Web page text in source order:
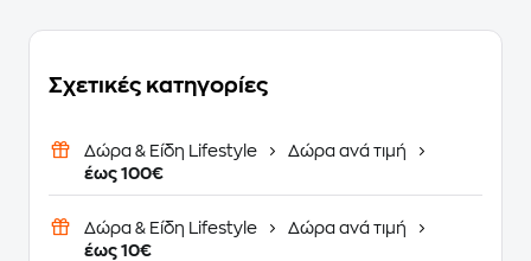
Σχετικές κατηγορίες
Δώρα & Είδη Lifestyle
Δώρα ανά τιμή
έως 100€
Δώρα & Είδη Lifestyle
Δώρα ανά τιμή
έως 10€